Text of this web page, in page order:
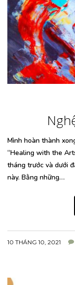
Mình hoàn thành
“Healing with the
tháng trước và dưới
này. Bằng những…
10 THÁNG 10, 2021